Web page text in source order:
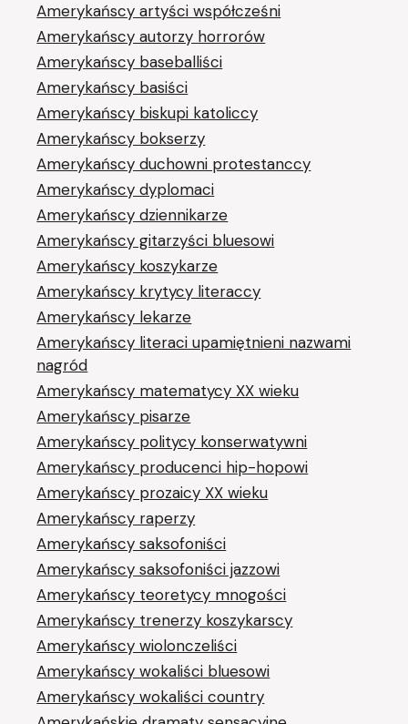
Amerykańscy artyści współcześni
Amerykańscy autorzy horrorów
Amerykańscy baseballiści
Amerykańscy basiści
Amerykańscy biskupi katoliccy
Amerykańscy bokserzy
Amerykańscy duchowni protestanccy
Amerykańscy dyplomaci
Amerykańscy dziennikarze
Amerykańscy gitarzyści bluesowi
Amerykańscy koszykarze
Amerykańscy krytycy literaccy
Amerykańscy lekarze
Amerykańscy literaci upamiętnieni nazwami
nagród
Amerykańscy matematycy XX wieku
Amerykańscy pisarze
Amerykańscy politycy konserwatywni
Amerykańscy producenci hip-hopowi
Amerykańscy prozaicy XX wieku
Amerykańscy raperzy
Amerykańscy saksofoniści
Amerykańscy saksofoniści jazzowi
Amerykańscy teoretycy mnogości
Amerykańscy trenerzy koszykarscy
Amerykańscy wiolonczeliści
Amerykańscy wokaliści bluesowi
Amerykańscy wokaliści country